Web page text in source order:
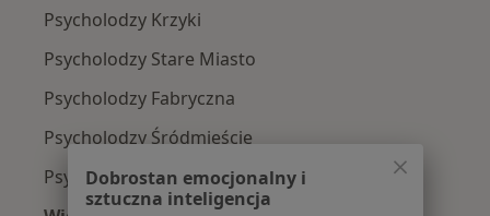
Psycholodzy Krzyki
Psycholodzy Stare Miasto
Psycholodzy Fabryczna
Psycholodzy Śródmieście
Psycholodzy Psie Pole
Dobrostan emocjonalny i
sztuczna inteligencja